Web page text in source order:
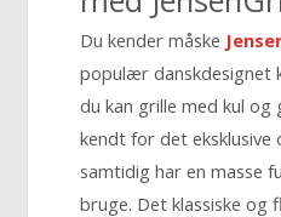
Du kender måske
populær danskdesignet
du kan grille med kul og
kendt for det eksklusive
samtidig har en masse
bruge. Det klassiske